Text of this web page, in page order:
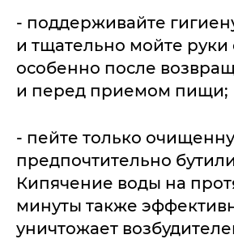
- поддерживайте
и тщательно мойте
особенно после
и перед приемом пищи;
- пейте только
предпочтительно
Кипячение воды на
минуты также
уничтожает